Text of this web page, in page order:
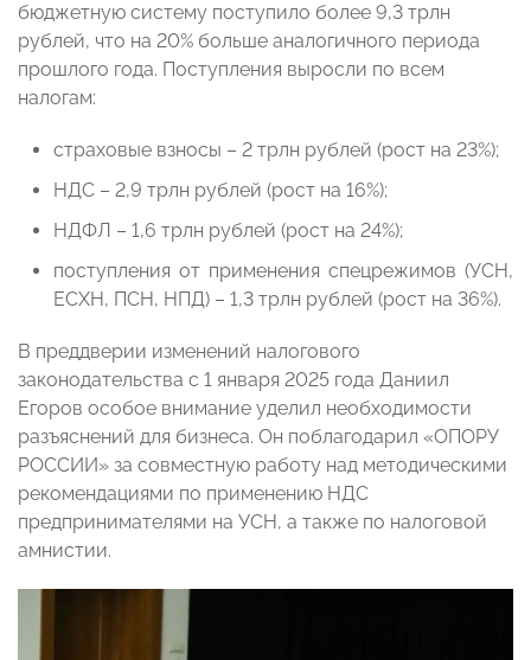
бюджетную систему поступило более 9,3 трлн
рублей, что на 20% больше аналогичного периода
прошлого года. Поступления выросли по всем
налогам:
страховые взносы – 2 трлн рублей (рост на 23%);
НДС – 2,9 трлн рублей (рост на 16%);
НДФЛ – 1,6 трлн рублей (рост на 24%);
поступления от применения спецрежимов (УСН,
ЕСХН, ПСН, НПД) – 1,3 трлн рублей (рост на 36%).
В преддверии изменений налогового
законодательства с 1 января 2025 года Даниил
Егоров особое внимание уделил необходимости
разъяснений для бизнеса. Он поблагодарил «ОПОРУ
РОССИИ» за совместную работу над методическими
рекомендациями по применению НДС
предпринимателями на УСН, а также по налоговой
амнистии.